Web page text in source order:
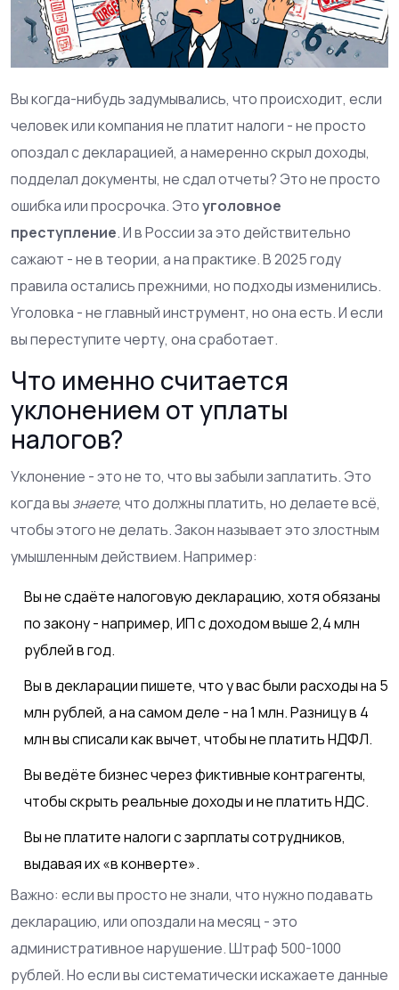
Вы когда-нибудь задумывались, что происходит, если
человек или компания не платит налоги - не просто
опоздал с декларацией, а намеренно скрыл доходы,
подделал документы, не сдал отчеты? Это не просто
ошибка или просрочка. Этоуголовное
преступление. И в России за это действительно
сажают - не в теории, а на практике. В 2025 году
правила остались прежними, но подходы изменились.
Уголовка - не главный инструмент, но она есть. И если
вы переступите черту, она сработает.
Что именно считается
уклонением от уплаты
налогов?
Уклонение - это не то, что вы забыли заплатить. Это
когда вы знаете, что должны платить, но делаете всё,
чтобы этого не делать. Закон называет это злостным
умышленным действием. Например:
Вы не сдаёте налоговую декларацию, хотя обязаны
по закону - например, ИП с доходом выше 2,4 млн
рублей в год.
Вы в декларации пишете, что у вас были расходы на 5
млн рублей, а на самом деле - на 1 млн. Разницу в 4
млн вы списали как вычет, чтобы не платить НДФЛ.
Вы ведёте бизнес через фиктивные контрагенты,
чтобы скрыть реальные доходы и не платить НДС.
Вы не платите налоги с зарплаты сотрудников,
выдавая их «в конверте».
Важно: если вы просто не знали, что нужно подавать
декларацию, или опоздали на месяц - это
административное нарушение. Штраф 500-1000
рублей. Но если вы систематически искажаете данные